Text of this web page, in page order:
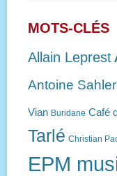
MOTS-CLÉS
Allain Leprest
Antoine Sahler
Vian Buridane Café
Tarlé Christian
EPM